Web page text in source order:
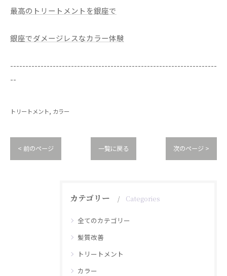
最高のトリートメントを銀座で
銀座でダメージレスなカラー体験
--------------------------------------------------------------------
--
トリートメント カラー
< 前のページ 一覧に戻る 次のページ >
カテゴリー Categories
全てのカテゴリー
髪質改善
トリートメント
カラー